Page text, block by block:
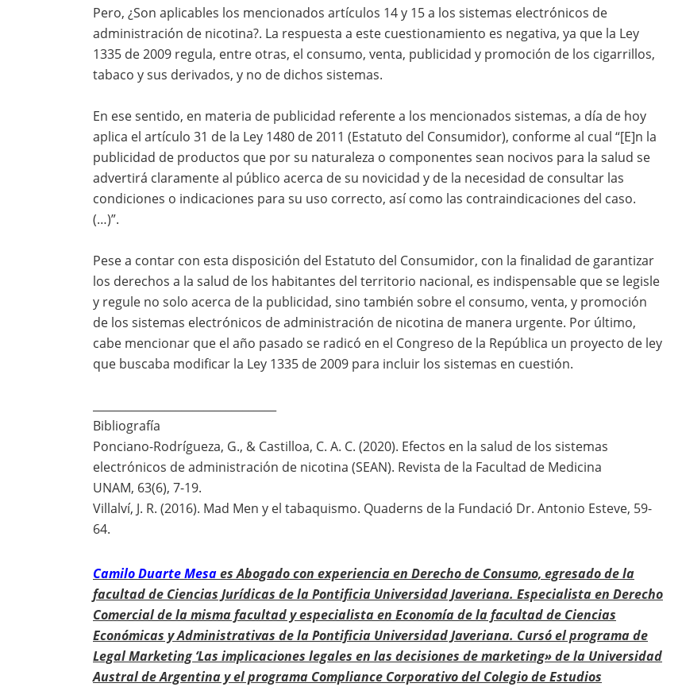
Pero, ¿Son aplicables los mencionados artículos 14 y 15 a los sistemas electrónicos de
administración de nicotina?. La respuesta a este cuestionamiento es negativa, ya que la Ley
1335 de 2009 regula, entre otras, el consumo, venta, publicidad y promoción de los cigarrillos,
tabaco y sus derivados, y no de dichos sistemas.
En ese sentido, en materia de publicidad referente a los mencionados sistemas, a día de hoy
aplica el artículo 31 de la Ley 1480 de 2011 (Estatuto del Consumidor), conforme al cual “[E]n la
publicidad de productos que por su naturaleza o componentes sean nocivos para la salud se
advertirá claramente al público acerca de su novicidad y de la necesidad de consultar las
condiciones o indicaciones para su uso correcto, así como las contraindicaciones del caso.
(…)”.
Pese a contar con esta disposición del Estatuto del Consumidor, con la finalidad de garantizar
los derechos a la salud de los habitantes del territorio nacional, es indispensable que se legisle
y regule no solo acerca de la publicidad, sino también sobre el consumo, venta, y promoción
de los sistemas electrónicos de administración de nicotina de manera urgente. Por último,
cabe mencionar que el año pasado se radicó en el Congreso de la República un proyecto de ley
que buscaba modificar la Ley 1335 de 2009 para incluir los sistemas en cuestión.
Bibliografía
Ponciano-Rodrígueza, G., & Castilloa, C. A. C. (2020). Efectos en la salud de los sistemas
electrónicos de administración de nicotina (SEAN). Revista de la Facultad de Medicina
UNAM, 63(6), 7-19.
Villalví, J. R. (2016). Mad Men y el tabaquismo. Quaderns de la Fundació Dr. Antonio Esteve, 59-
64.
Camilo Duarte MesaesAbogado con experiencia en Derecho de Consumo, egresado de la
facultad de Ciencias Jurídicas de la Pontificia Universidad Javeriana. Especialista en Derecho
Comercial de la misma facultad y especialista en Economía de la facultad de Ciencias
Económicas y Administrativas de la Pontificia Universidad Javeriana. Cursó el programa de
Legal Marketing ‘Las implicaciones legales en las decisiones de marketing» de la Universidad
Austral de Argentina y el programa Compliance Corporativo del Colegio de Estudios